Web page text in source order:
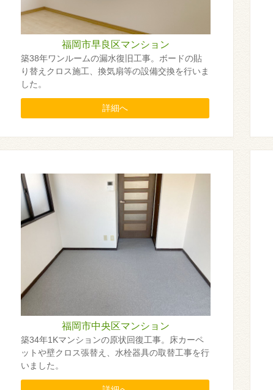
福岡市早良区マンション
築38年ワンルームの漏水復旧工事。ボードの貼
り替えクロス施工、換気扇等の設備交換を行いま
した。
詳細へ
福岡市中央区マンション
築34年1Kマンションの原状回復工事。床カーペ
ットや壁クロス張替え、水栓器具の取替工事を行
いました。